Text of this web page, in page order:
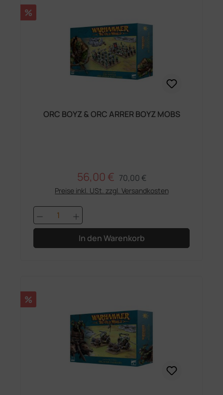
Rabatt
%
ORC BOYZ & ORC ARRER BOYZ MOBS
Verkaufspreis:
56,00 € Regulärer Preis:
70,00 €
Preise inkl. USt. zzgl. Versandkosten
Produkt Anzahl: Gib den
In den Warenkorb
Rabatt
%